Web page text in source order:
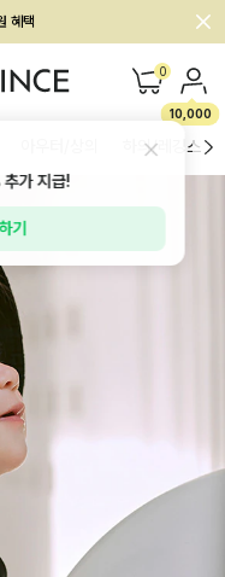
할인!
혜택 0
10,000
하의/레깅스
추가 지급!
기